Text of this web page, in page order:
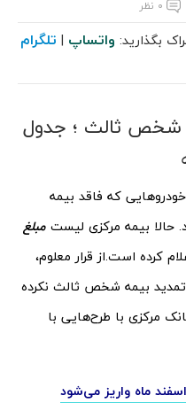
۰ نظر
بگذارید: واتساپ | تلگرام
شخص ثالث ؛ جدول
که فاقد بیمه
بیمه مرکزی لیست مبلغ
کرده است.از قرار معلوم،
تمدید بیمه شخص ثالث نکرده
مرکزی با طرح‌هایی با
ماه واریز می‌شود